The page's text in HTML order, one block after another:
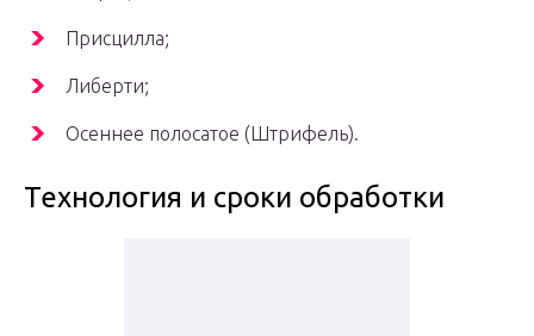
Присцилла;
Либерти;
Осеннее полосатое (Штрифель).
Технология и сроки обработки